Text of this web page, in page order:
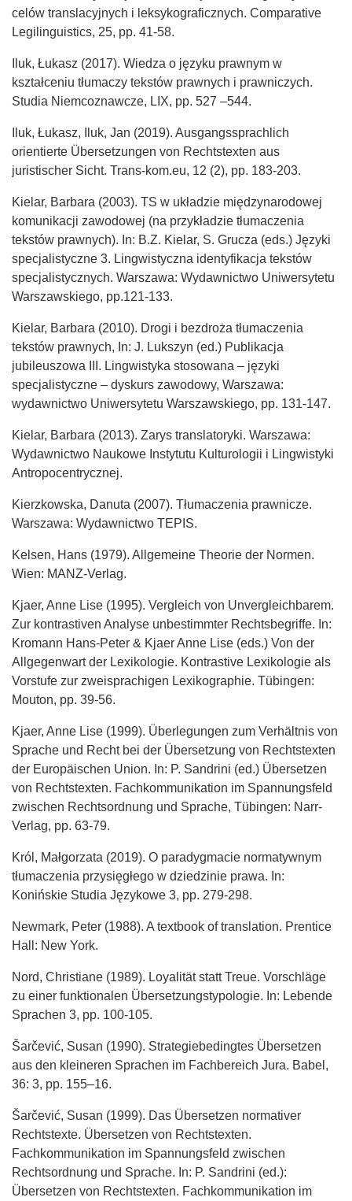
celów translacyjnych i leksykograficznych. Comparative
Legilinguistics, 25, pp. 41-58.
Iluk, Łukasz (2017). Wiedza o języku prawnym w
kształceniu tłumaczy tekstów prawnych i prawniczych.
Studia Niemcoznawcze, LIX, pp. 527 –544.
Iluk, Łukasz, Iluk, Jan (2019). Ausgangssprachlich
orientierte Übersetzungen von Rechtstexten aus
juristischer Sicht. Trans-kom.eu, 12 (2), pp. 183-203.
Kielar, Barbara (2003). TS w układzie międzynarodowej
komunikacji zawodowej (na przykładzie tłumaczenia
tekstów prawnych). In: B.Z. Kielar, S. Grucza (eds.) Języki
specjalistyczne 3. Lingwistyczna identyfikacja tekstów
specjalistycznych. Warszawa: Wydawnictwo Uniwersytetu
Warszawskiego, pp.121-133.
Kielar, Barbara (2010). Drogi i bezdroża tłumaczenia
tekstów prawnych, In: J. Lukszyn (ed.) Publikacja
jubileuszowa III. Lingwistyka stosowana – języki
specjalistyczne – dyskurs zawodowy, Warszawa:
wydawnictwo Uniwersytetu Warszawskiego, pp. 131-147.
Kielar, Barbara (2013). Zarys translatoryki. Warszawa:
Wydawnictwo Naukowe Instytutu Kulturologii i Lingwistyki
Antropocentrycznej.
Kierzkowska, Danuta (2007). Tłumaczenia prawnicze.
Warszawa: Wydawnictwo TEPIS.
Kelsen, Hans (1979). Allgemeine Theorie der Normen.
Wien: MANZ-Verlag.
Kjaer, Anne Lise (1995). Vergleich von Unvergleichbarem.
Zur kontrastiven Analyse unbestimmter Rechtsbegriffe. In:
Kromann Hans-Peter & Kjaer Anne Lise (eds.) Von der
Allgegenwart der Lexikologie. Kontrastive Lexikologie als
Vorstufe zur zweisprachigen Lexikographie. Tübingen:
Mouton, pp. 39-56.
Kjaer, Anne Lise (1999). Überlegungen zum Verhältnis von
Sprache und Recht bei der Übersetzung von Rechtstexten
der Europäischen Union. In: P. Sandrini (ed.) Übersetzen
von Rechtstexten. Fachkommunikation im Spannungsfeld
zwischen Rechtsordnung und Sprache, Tübingen: Narr-
Verlag, pp. 63-79.
Król, Małgorzata (2019). O paradygmacie normatywnym
tłumaczenia przysięgłego w dziedzinie prawa. In:
Konińskie Studia Językowe 3, pp. 279-298.
Newmark, Peter (1988). A textbook of translation. Prentice
Hall: New York.
Nord, Christiane (1989). Loyalität statt Treue. Vorschläge
zu einer funktionalen Übersetzungstypologie. In: Lebende
Sprachen 3, pp. 100-105.
Šarčević, Susan (1990). Strategiebedingtes Übersetzen
aus den kleineren Sprachen im Fachbereich Jura. Babel,
36: 3, pp. 155–16.
Šarčević, Susan (1999). Das Übersetzen normativer
Rechtstexte. Übersetzen von Rechtstexten.
Fachkommunikation im Spannungsfeld zwischen
Rechtsordnung und Sprache. In: P. Sandrini (ed.):
Übersetzen von Rechtstexten. Fachkommunikation im